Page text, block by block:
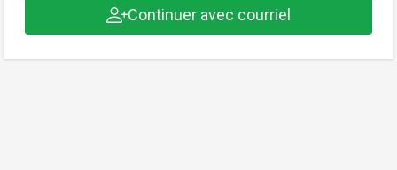
Continuer avec courriel